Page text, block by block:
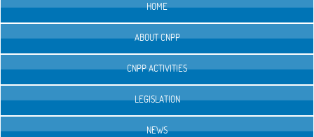
HOME
ABOUT CNPP
CNPP ACTIVITIES
LEGISLATION
NEWS